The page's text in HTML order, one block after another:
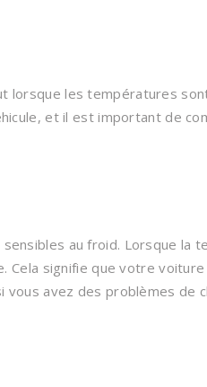
lorsque les températures
et il est important de
au froid. Lorsque la
Cela signifie que votre
avez des problèmes de